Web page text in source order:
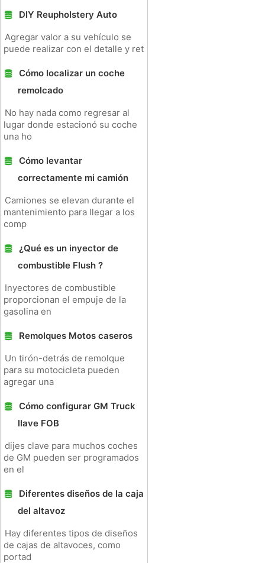
DIY Reupholstery Auto
Agregar valor a su vehículo se
puede realizar con el detalle y ret
Cómo localizar un coche
remolcado
No hay nada como regresar al
lugar donde estacionó su coche
una ho
Cómo levantar
correctamente mi camión
Camiones se elevan durante el
mantenimiento para llegar a los
comp
¿Qué es un inyector de
combustible Flush ?
Inyectores de combustible
proporcionan el empuje de la
gasolina en
Remolques Motos caseros
Un tirón-detrás de remolque
para su motocicleta pueden
agregar una
Cómo configurar GM Truck
llave FOB
dijes clave para muchos coches
de GM pueden ser programados
en el
Diferentes diseños de la caja
del altavoz
Hay diferentes tipos de diseños
de cajas de altavoces, como
portad